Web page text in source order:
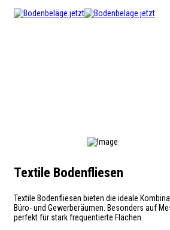
Textile Bodenfliesen
Textile Bodenfliesen bieten die ideale
Büro- und Gewerberäumen. Besonders auf
perfekt für stark frequentierte Flächen.